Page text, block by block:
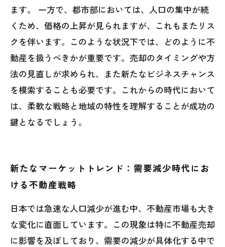
ます。 一方で、都市部においては、人口の集中が続
くため、価格の上昇が見られますが、これもまたリス
クを伴います。このような状況下では、どのように不
動産を扱うべきかが重要です。売却のタイミングや方
法の見直しが求められ、また新たなビジネスチャンス
を模索することも必要です。これからの時代において
は、柔軟な戦略と地域の特性を理解することが成功の
鍵となるでしょう。
新たなマーケットトレンド：需要減少時代にお
ける不動産戦略
日本では急速な人口減少が進む中、不動産市場も大き
な変化に直面しています。この現象は特に不動産売却
に影響を及ぼしており、需要の減少が具体化する中で